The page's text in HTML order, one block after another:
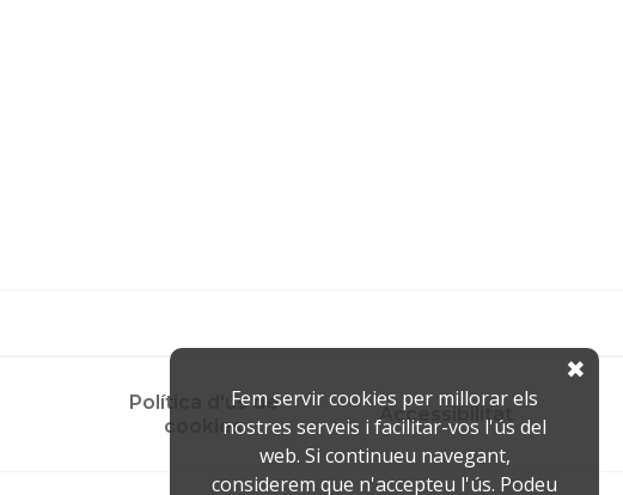
Fem servir cookies per millorar els
nostres serveis i facilitar-vos l'ús del
web. Si continueu navegant,
considerem que n'accepteu l'ús. Podeu
✖
Política d'ús de
cookies
Accessibilitat